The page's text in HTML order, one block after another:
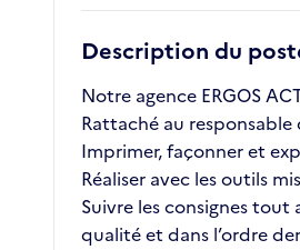
Description du
Notre agence ERGOS
Rattaché au
Imprimer, façonner et
Réaliser avec les outils
Suivre les consignes
qualité et dans l’ordre